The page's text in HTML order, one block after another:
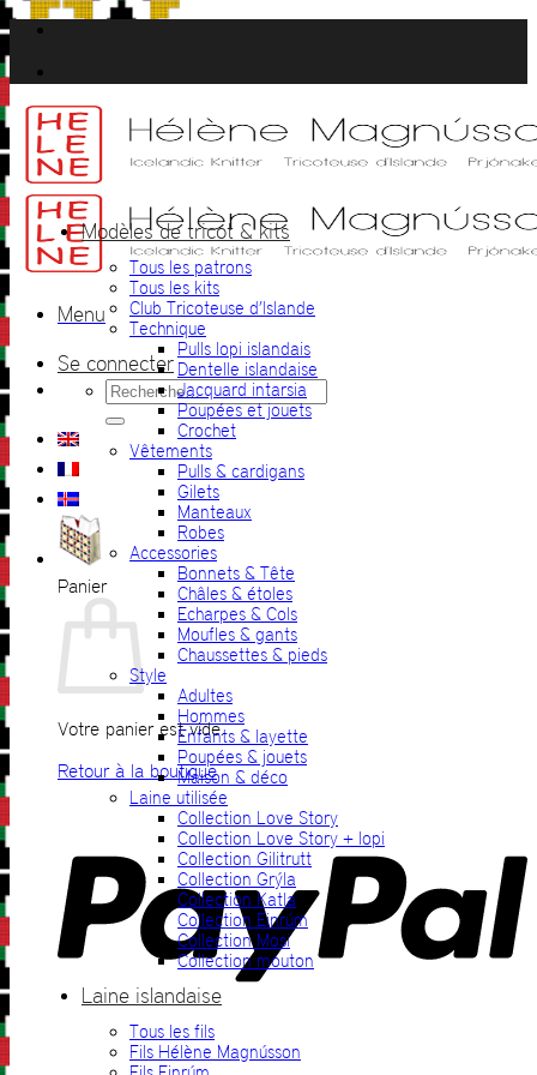
Passer
au
contenu
Menu
Se connecter
Recherche
pour :
Panier
Votre panier est vide.
Retour à la boutique
Modèles de tricot & kits
Tous les patrons
Tous les kits
Club Tricoteuse d’Islande
Technique
Pulls lopi islandais
Dentelle islandaise
Jacquard intarsia
Poupées et jouets
Crochet
Vêtements
Pulls & cardigans
Gilets
Manteaux
Robes
Accessories
Bonnets & Tête
Châles & étoles
Echarpes & Cols
Moufles & gants
Chaussettes & pieds
Style
Adultes
Hommes
Enfants & layette
Poupées & jouets
Maison & déco
Laine utilisée
Collection Love Story
Collection Love Story + lopi
Collection Gilitrutt
Collection Grýla
Collection Katla
Collection Einrúm
Collection Mosi
Collection mouton
Laine islandaise
Tous les fils
Fils Hélène Magnússon